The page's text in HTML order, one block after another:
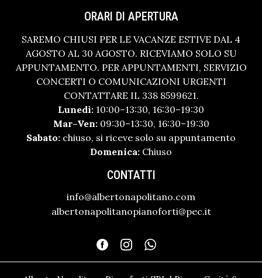
ORARI DI APERTURA
SAREMO CHIUSI PER LE VACANZE ESTIVE DAL 4
AGOSTO AL 30 AGOSTO. RICEVIAMO SOLO SU
APPUNTAMENTO. PER APPUNTAMENTI, SERVIZIO
CONCERTI O COMUNICAZIONI URGENTI
CONTATTARE IL 338 8599621.
Lunedì: 10:00–13:30, 16:30–19:30
Mar–Ven:09:30–13:30, 16:30–19:30
Sabato: chiuso, si riceve solo su appuntamento
Domenica: Chiuso
CONTATTI
info@albertonapolitano.com
albertonapolitanopianoforti@pec.it